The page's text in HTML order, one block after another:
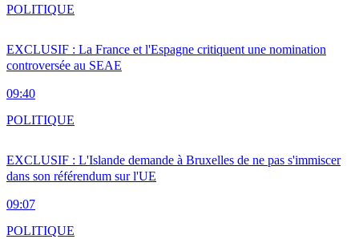
EXCLUSIF : La France et l'Espagne critiquent une nomination
controversée au SEAE
09:40
POLITIQUE
EXCLUSIF : L'Islande demande à Bruxelles de ne pas s'immiscer
dans son référendum sur l'UE
09:07
POLITIQUE
POLITIQUE